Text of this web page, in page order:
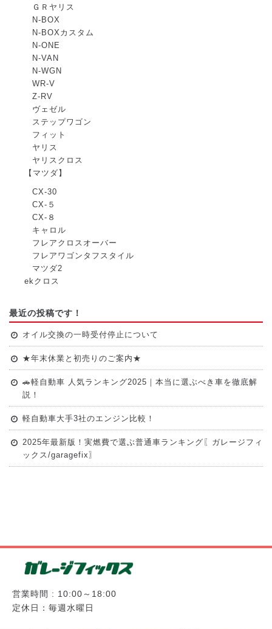
ＧＲヤリス
N-BOX
N-BOXカスタム
N-ONE
N-VAN
N-WGN
WR-V
Z-RV
ヴェゼル
ステップワゴン
フィット
ヤリス
ヤリスクロス
【マツダ】
CX-30
CX-５
CX-８
キャロル
フレアクロスオーバー
フレアワゴンタフスタイル
マツダ2
ekクロス
最近の投稿です！
オイル交換の一時受付停止について
★年末休業と初売りのご案内★
🚗軽自動車 人気ランキング2025｜本当に選ぶべき車を徹底解
説！
軽自動車大手3社のエンジン比較！
2025年最新版！実燃費で選ぶ普通車ランキング〖ガレージフィ
ックス/garagefix〗
営業時間 : 10:00～18:00
定休日：毎週水曜日